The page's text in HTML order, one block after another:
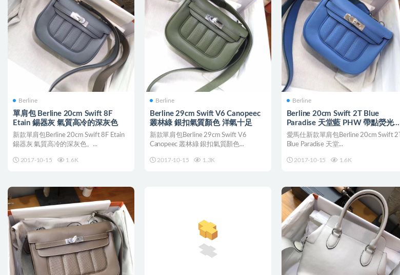
Berline
單肩包 Berline 20cm Swift 8F
Etain 錫器灰 氣質高冷的深灰色
新款單肩包Berline 20cm Swift 8F Etain
錫器灰 氣質高冷的深灰色。...
2017-10-15 1.6K
Berline
Berline 29cm Swift V6 Canopeec
叢林綠 銀扣氣質顏色 洋氣十足
新款單肩包Berline 29cm Swift V6
Canopeec 叢林綠 銀扣氣質顏色...
2017-10-15 1.3K
Berline
Berline 20cm Swift 2T Blue
Paradise 天堂藍 PHW 帶點熒光的
藍色
愛馬仕新款單肩包Berline 20cm Swift 2T
Blue Paradise 天堂...
2017-10-15 1.6K